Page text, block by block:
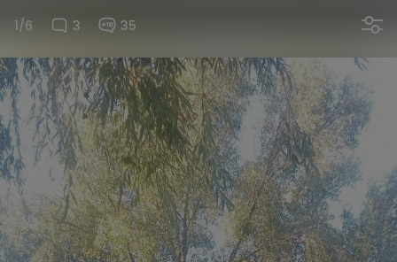
1/6 3 35